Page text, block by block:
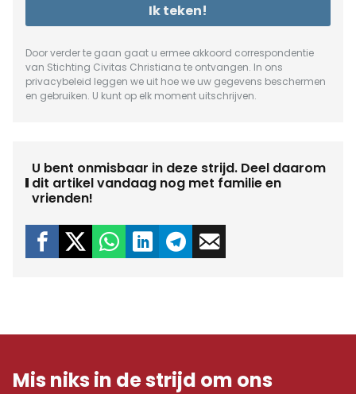
Ik teken!
Door verder te gaan gaat u ermee akkoord correspondentie
van Stichting Civitas Christiana te ontvangen. In ons
privacybeleid leggen we uit hoe we uw gegevens beschermen
en gebruiken. U kunt op elk moment uitschrijven.
U bent onmisbaar in deze strijd. Deel daarom
dit artikel vandaag nog met familie en
vrienden!
Mis niks in de strijd om ons